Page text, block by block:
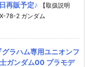
再販予定♪
【取扱説明
78-2 ガンダム
グラハム専用ユニオンフ
ガンダム00 プラモデ